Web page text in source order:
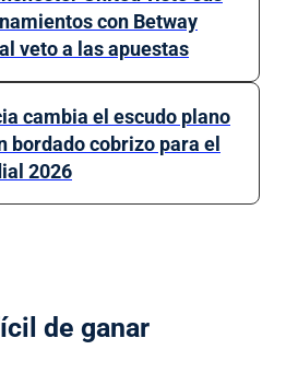
con Betway
veto a las apuestas
cambia el escudo plano
bordado cobrizo para el
2026
de ganar